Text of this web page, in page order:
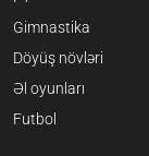
Gimnastika
Döyüş növləri
Əl oyunları
Futbol